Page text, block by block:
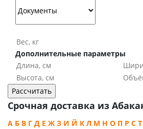
2
РАСЧЕТ
Подбираем эффективную
для вашего отправления. На
принимаем во внимание
вес, объем груза,
срокам и ценам.
Дополнительные параметры
Срочная доставка из
А Б В Г Д Е Ж З И Й К Л М Н О П Р С Т